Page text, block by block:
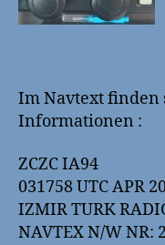
Im Navtext finden
Informationen :
ZCZC IA94
031758 UTC APR
IZMIR TURK
NAVTEX N/W NR: